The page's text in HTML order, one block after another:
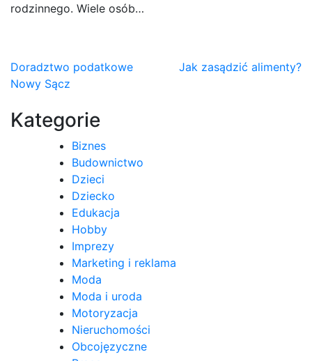
rodzinnego. Wiele osób…
Nawigacja
wpisu
Doradztwo podatkowe
Nowy Sącz
Jak zasądzić alimenty?
Kategorie
Biznes
Budownictwo
Dzieci
Dziecko
Edukacja
Hobby
Imprezy
Marketing i reklama
Moda
Moda i uroda
Motoryzacja
Nieruchomości
Obcojęzyczne